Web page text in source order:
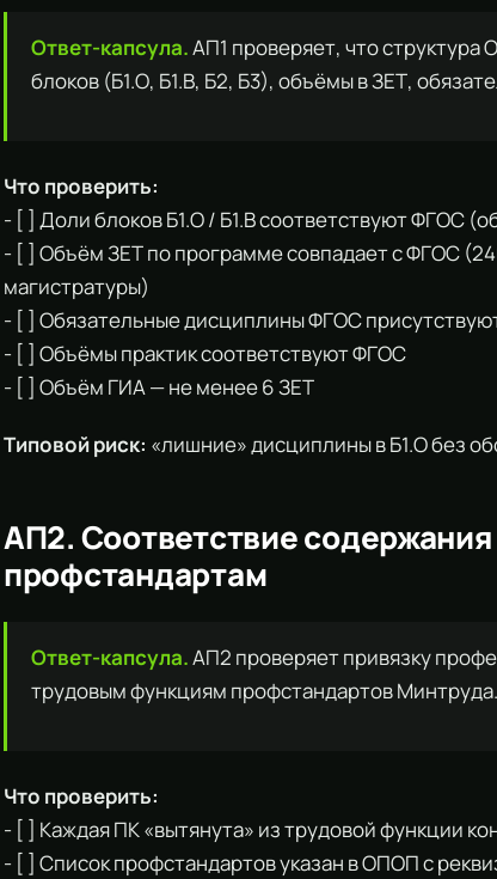
Ответ-капсула.АП1 проверяет, что
блоков (Б1.О, Б1.В, Б2, Б3), объёмы в ЗЕТ,
Что проверить:
- [ ] Доли блоков Б1.О / Б1.В соответствуют ФГОС
- [ ] Объём ЗЕТ по программе совпадает с ФГОС
магистратуры)
- [ ] Обязательные дисциплины ФГОС
- [ ] Объёмы практик соответствуют ФГОС
- [ ] Объём ГИА — не менее 6 ЗЕТ
Типовой риск: «лишние» дисциплины в Б1.О без
АП2. Соответствие
профстандартам
Ответ-капсула.АП2 проверяет привязку
трудовым функциям профстандартов Минтруда.
Что проверить:
- [ ] Каждая ПК «вытянута» из трудовой функции
- [ ] Список профстандартов указан в ОПОП с